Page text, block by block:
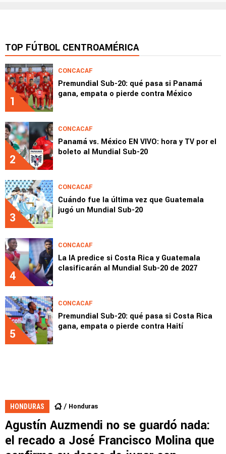
TOP FÚTBOL CENTROAMÉRICA
1
CONCACAF
Premundial Sub-20: qué pasa si Panamá
gana, empata o pierde contra México
2
CONCACAF
Panamá vs. México EN VIVO: hora y TV por el
boleto al Mundial Sub-20
3
CONCACAF
Cuándo fue la última vez que Guatemala
jugó un Mundial Sub-20
4
CONCACAF
La IA predice si Costa Rica y Guatemala
clasificarán al Mundial Sub-20 de 2027
5
CONCACAF
Premundial Sub-20: qué pasa si Costa Rica
gana, empata o pierde contra Haití
HONDURAS Honduras
Agustín Auzmendi no se guardó nada:
el recado a José Francisco Molina que